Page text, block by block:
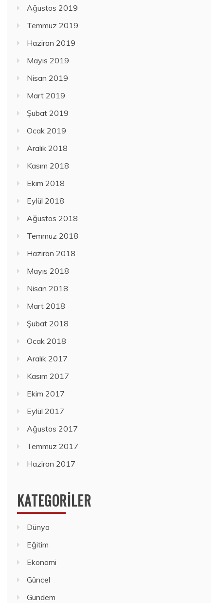
Ağustos 2019
Temmuz 2019
Haziran 2019
Mayıs 2019
Nisan 2019
Mart 2019
Şubat 2019
Ocak 2019
Aralık 2018
Kasım 2018
Ekim 2018
Eylül 2018
Ağustos 2018
Temmuz 2018
Haziran 2018
Mayıs 2018
Nisan 2018
Mart 2018
Şubat 2018
Ocak 2018
Aralık 2017
Kasım 2017
Ekim 2017
Eylül 2017
Ağustos 2017
Temmuz 2017
Haziran 2017
KATEGORILER
Dünya
Eğitim
Ekonomi
Güncel
Gündem